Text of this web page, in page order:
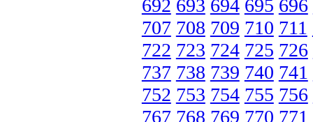
692 693 694 695 696
707 708 709 710 711
722 723 724 725 726
737 738 739 740 741
752 753 754 755 756
767 768 769 770 771